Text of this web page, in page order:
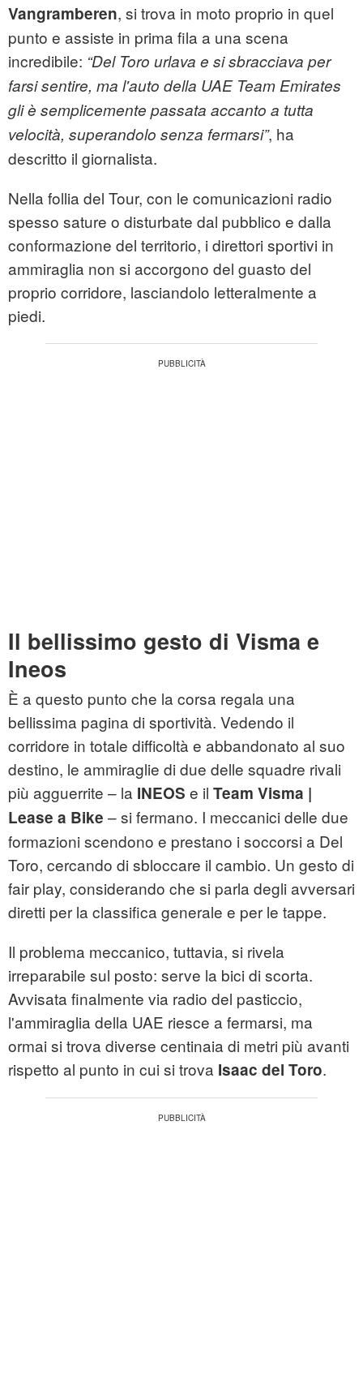
Vangramberen, si trova in moto proprio in quel
punto e assiste in prima fila a una scena
incredibile: “Del Toro urlava e si sbracciava per
farsi sentire, ma l'auto della UAE Team Emirates
gli è semplicemente passata accanto a tutta
velocità, superandolo senza fermarsi”, ha
descritto il giornalista.
Nella follia del Tour, con le comunicazioni radio
spesso sature o disturbate dal pubblico e dalla
conformazione del territorio, i direttori sportivi in
ammiraglia non si accorgono del guasto del
proprio corridore, lasciandolo letteralmente a
piedi.
Il bellissimo gesto di Visma e
Ineos
È a questo punto che la corsa regala una
bellissima pagina di sportività. Vedendo il
corridore in totale difficoltà e abbandonato al suo
destino, le ammiraglie di due delle squadre rivali
più agguerrite – la INEOS e il Team Visma |
Lease a Bike – si fermano. I meccanici delle due
formazioni scendono e prestano i soccorsi a Del
Toro, cercando di sbloccare il cambio. Un gesto di
fair play, considerando che si parla degli avversari
diretti per la classifica generale e per le tappe.
Il problema meccanico, tuttavia, si rivela
irreparabile sul posto: serve la bici di scorta.
Avvisata finalmente via radio del pasticcio,
l'ammiraglia della UAE riesce a fermarsi, ma
ormai si trova diverse centinaia di metri più avanti
rispetto al punto in cui si trova Isaac del Toro.